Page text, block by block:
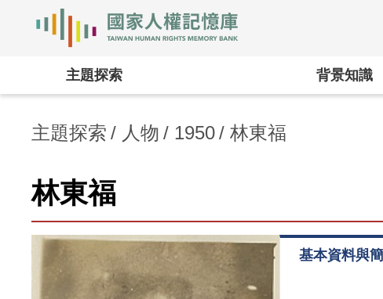
主題探索 背景知識
主題探索 人物 1950 林東福
林東福
基本資料與